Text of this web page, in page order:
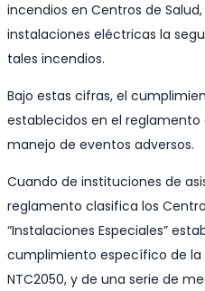
incendios en Centros de
instalaciones eléctricas la
tales incendios.
Bajo estas cifras, el
establecidos en el
manejo de eventos adversos.
Cuando de instituciones de
reglamento clasifica los
“Instalaciones Especiales”
cumplimiento específico de
NTC2050, y de una serie de